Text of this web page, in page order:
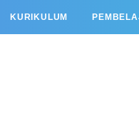
KURIKULUM